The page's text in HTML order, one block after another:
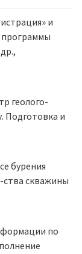
и
программы
геолого-
Подготовка и
бурения
ства скважины
по